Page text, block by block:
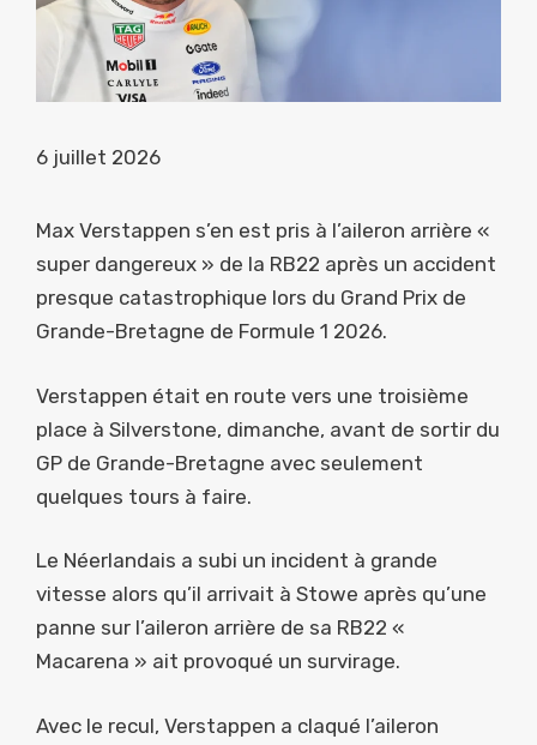
6 juillet 2026
Max Verstappen s’en est pris à l’aileron arrière «
super dangereux » de la RB22 après un accident
presque catastrophique lors du Grand Prix de
Grande-Bretagne de Formule 1 2026.
Verstappen était en route vers une troisième
place à Silverstone, dimanche, avant de sortir du
GP de Grande-Bretagne avec seulement
quelques tours à faire.
Le Néerlandais a subi un incident à grande
vitesse alors qu’il arrivait à Stowe après qu’une
panne sur l’aileron arrière de sa RB22 «
Macarena » ait provoqué un survirage.
Avec le recul, Verstappen a claqué l’aileron